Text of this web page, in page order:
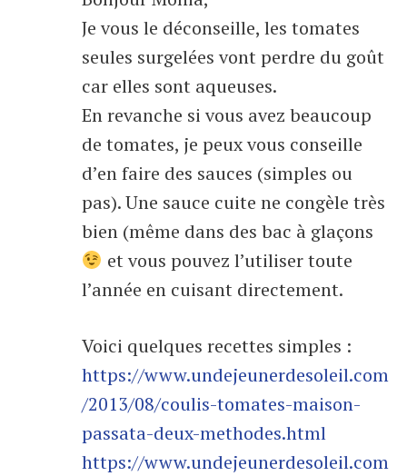
Je vous le déconseille, les tomates
seules surgelées vont perdre du goût
car elles sont aqueuses.
En revanche si vous avez beaucoup
de tomates, je peux vous conseille
d’en faire des sauces (simples ou
pas). Une sauce cuite ne congèle très
bien (même dans des bac à glaçons
et vous pouvez l’utiliser toute
l’année en cuisant directement.
Voici quelques recettes simples :
https://www.undejeunerdesoleil.com
/2013/08/coulis-tomates-maison-
passata-deux-methodes.html
https://www.undejeunerdesoleil.com